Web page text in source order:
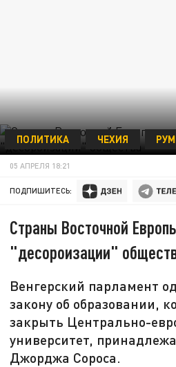
ПОЛИТИКА ЧЕХИЯ
05 АПРЕЛЯ 18:21
ПОДПИШИТЕСЬ:
Страны Восточной
"десороизации"
Венгерский парламент
закону об образовании,
закрыть Центрально-
университет,
Джорджа Сороса.